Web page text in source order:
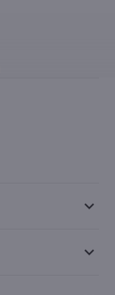
keyboard_arrow_down
keyboard_arrow_down